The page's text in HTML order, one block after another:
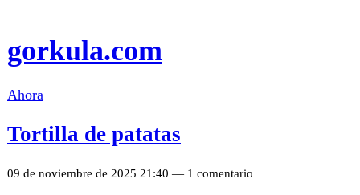
gorkula.com
Ahora
Tortilla de patatas
09 de noviembre de 2025 21:40 — 1 comentario